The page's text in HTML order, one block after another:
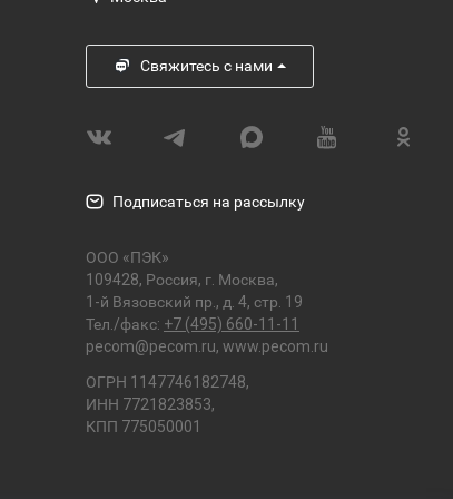
Свяжитесь с нами
Подписаться на рассылку
ООО «ПЭК»
109428, Россия, г. Москва,
1-й Вязовский пр., д. 4, стр. 19
Тел./факс: +7 (495) 660-11-11
pecom@pecom.ru, www.pecom.ru
ОГРН 1147746182748,
ИНН 7721823853,
КПП 775050001